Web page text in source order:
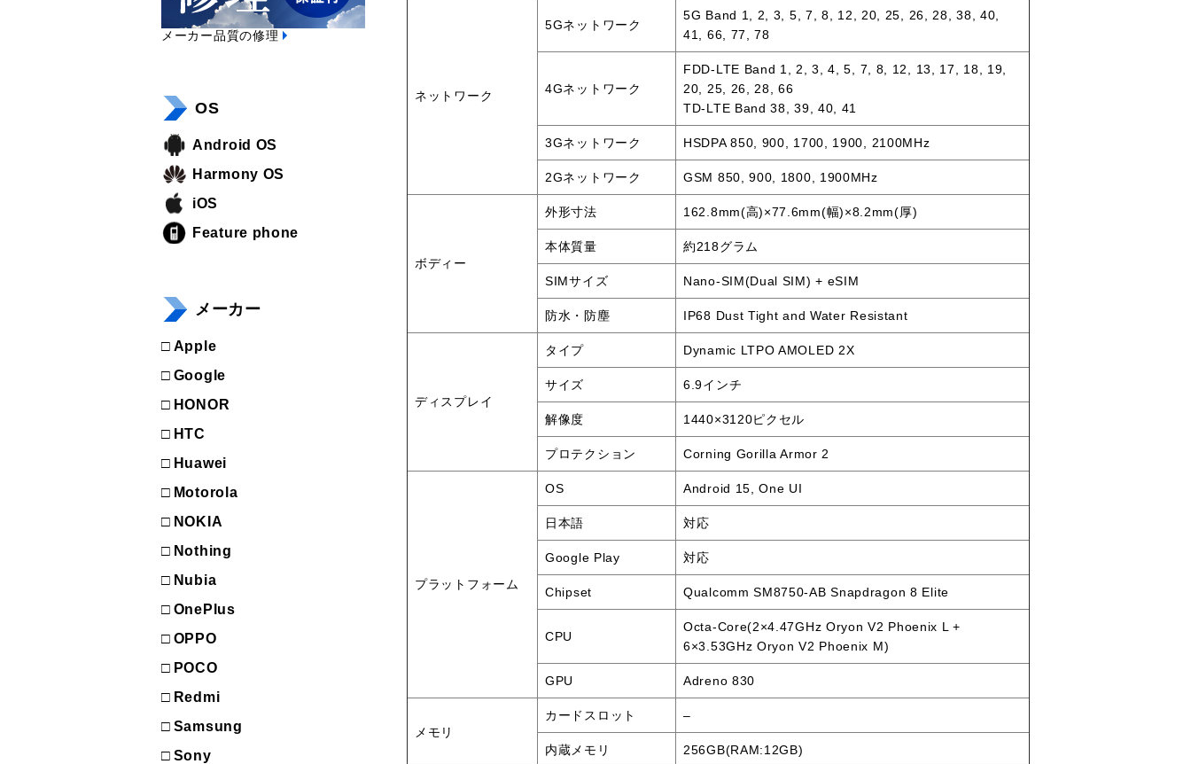
ネットワーク
5Gネットワーク
5G Band 1, 2, 3, 5, 7, 8, 12, 20, 25, 26, 28, 38, 40,
41, 66, 77, 78
4Gネットワーク
FDD-LTE Band 1, 2, 3, 4, 5, 7, 8, 12, 13, 17, 18, 19,
20, 25, 26, 28, 66
TD-LTE Band 38, 39, 40, 41
3Gネットワーク HSDPA 850, 900, 1700, 1900, 2100MHz
2Gネットワーク GSM 850, 900, 1800, 1900MHz
ボディー
外形寸法 162.8mm(高)×77.6mm(幅)×8.2mm(厚)
本体質量 約218グラム
SIMサイズ Nano-SIM(Dual SIM) + eSIM
防水・防塵 IP68 Dust Tight and Water Resistant
ディスプレイ
タイプ Dynamic LTPO AMOLED 2X
サイズ 6.9インチ
解像度 1440×3120ピクセル
プロテクション Corning Gorilla Armor 2
プラットフォーム
OS Android 15, One UI
日本語 対応
Google Play 対応
Chipset Qualcomm SM8750-AB Snapdragon 8 Elite
CPU
Octa-Core(2×4.47GHz Oryon V2 Phoenix L +
6×3.53GHz Oryon V2 Phoenix M)
GPU Adreno 830
メモリ
カードスロット –
内蔵メモリ 256GB(RAM:12GB)
メーカー品質の修理
OS
Android OS
Harmony OS
iOS
Feature phone
メーカー
Apple
Google
HONOR
HTC
Huawei
Motorola
NOKIA
Nothing
Nubia
OnePlus
OPPO
POCO
Redmi
Samsung
Sony